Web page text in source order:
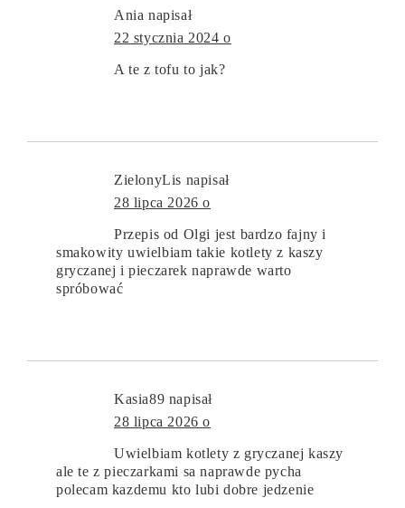
Ania napisał
22 stycznia 2024 o
A te z tofu to jak?
ZielonyLis napisał
28 lipca 2026 o
Przepis od Olgi jest bardzo fajny i
smakowity uwielbiam takie kotlety z kaszy
gryczanej i pieczarek naprawde warto
spróbować
Kasia89 napisał
28 lipca 2026 o
Uwielbiam kotlety z gryczanej kaszy
ale te z pieczarkami sa naprawde pycha
polecam kazdemu kto lubi dobre jedzenie